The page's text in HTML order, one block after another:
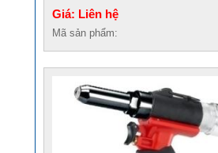
Giá: Liên hệ
Mã sản phẩm: